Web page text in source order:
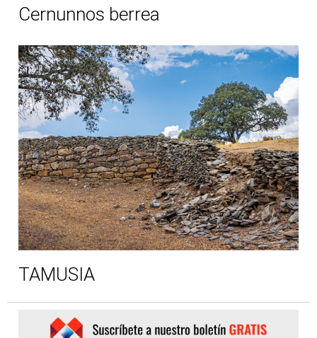
Cernunnos berrea
TAMUSIA